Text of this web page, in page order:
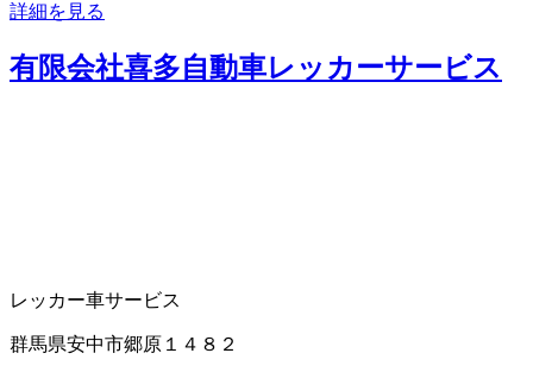
詳細を見る
有限会社喜多自動車レッカーサービス
レッカー車サービス
群馬県安中市郷原１４８２